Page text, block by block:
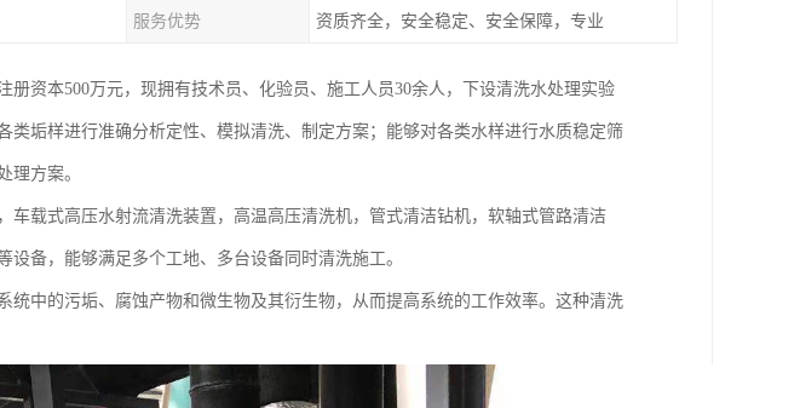
服务优势 资质齐全，安全稳定、安全保障，专业
册资本500万元，现拥有技术员、化验员、施工人员30余人，下设清洗水处理实验
类垢样进行准确分析定性、模拟清洗、制定方案；能够对各类水样进行水质稳定筛
理方案。
车载式高压水射流清洗装置，高温高压清洗机，管式清洁钻机，软轴式管路清洁
备，能够满足多个工地、多台设备同时清洗施工。
统中的污垢、腐蚀产物和微生物及其衍生物，从而提高系统的工作效率。这种清洗